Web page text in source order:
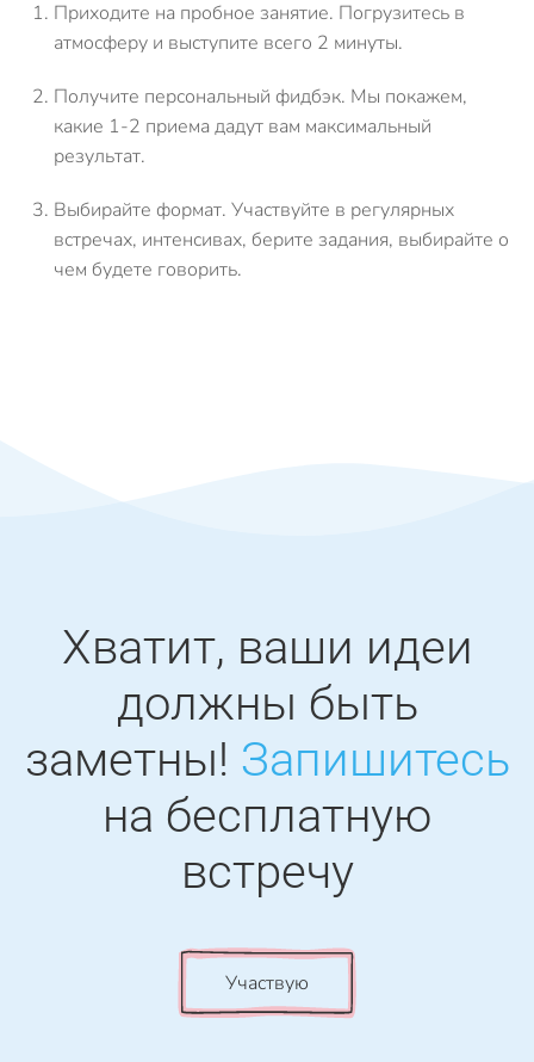
Приходите на пробное занятие. Погрузитесь в
атмосферу и выступите всего 2 минуты.
Получите персональный фидбэк. Мы покажем,
какие 1-2 приема дадут вам максимальный
результат.
Выбирайте формат. Участвуйте в регулярных
встречах, интенсивах, берите задания, выбирайте о
чем будете говорить.
Хватит, ваши идеи
должны быть
заметны! Запишитесь
на бесплатную
встречу
Участвую